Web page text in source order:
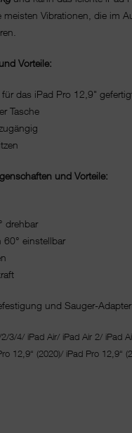
Vibrationen, die im
Vorteile:
das iPad Pro 12,9"
Tasche
und Vorteile:
drehbar
einstellbar
und Sauger-Adapter
3/4/ iPad Air/ iPad Air 2/ iPad
12,9“ (2020)/ iPad Pro 12,9“